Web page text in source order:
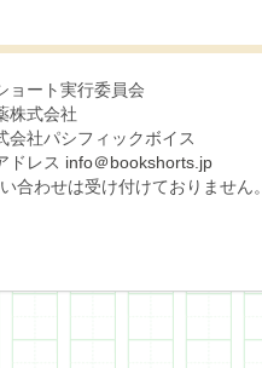
ート実行委員会
株式会社
社パシフィックボイス
ドレス info＠bookshorts.jp
合わせは受け付けておりません。